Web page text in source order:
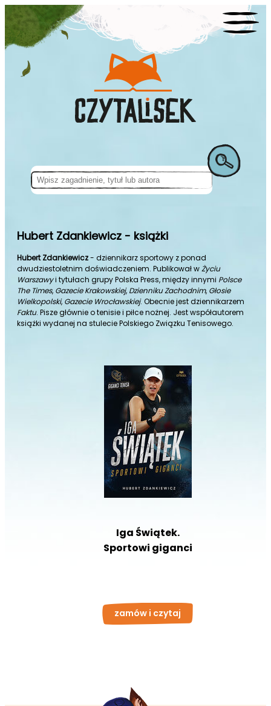
Hubert Zdankiewicz - książki
Hubert Zdankiewicz- dziennikarz sportowy z ponad
dwudziestoletnim doświadczeniem. Publikował wŻyciu
Warszawyi tytułach grupy Polska Press, między innymi Polsce
The Times, Gazecie Krakowskiej, Dzienniku Zachodnim, Głosie
Wielkopolski, Gazecie Wrocławskiej. Obecnie jest dziennikarzem
Faktu. Pisze głównie o tenisie i piłce nożnej. Jest współautorem
książki wydanej na stulecie Polskiego Związku Tenisowego.
Iga Świątek.
Sportowi giganci
zamów i czytaj